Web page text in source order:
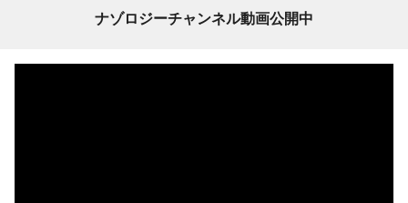
ナゾロジーチャンネル動画公開中